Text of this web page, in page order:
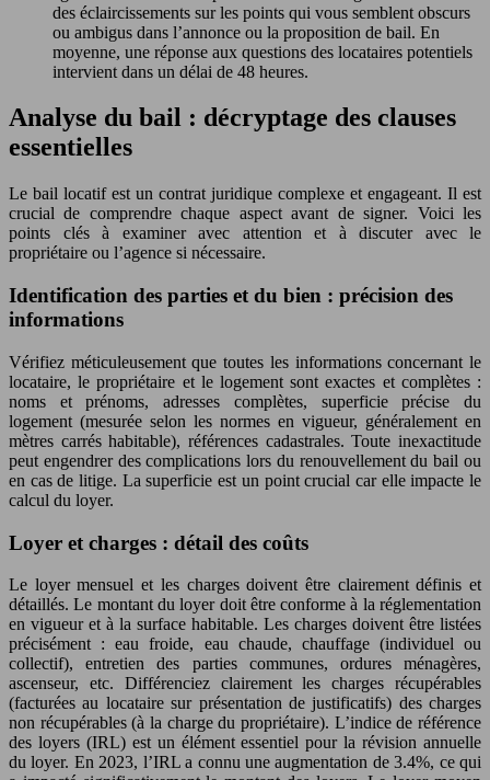
des éclaircissements sur les points qui vous semblent obscurs
ou ambigus dans l’annonce ou la proposition de bail. En
moyenne, une réponse aux questions des locataires potentiels
intervient dans un délai de 48 heures.
Analyse du bail : décryptage des clauses
essentielles
Le bail locatif est un contrat juridique complexe et engageant. Il est
crucial de comprendre chaque aspect avant de signer. Voici les
points clés à examiner avec attention et à discuter avec le
propriétaire ou l’agence si nécessaire.
Identification des parties et du bien : précision des
informations
Vérifiez méticuleusement que toutes les informations concernant le
locataire, le propriétaire et le logement sont exactes et complètes :
noms et prénoms, adresses complètes, superficie précise du
logement (mesurée selon les normes en vigueur, généralement en
mètres carrés habitable), références cadastrales. Toute inexactitude
peut engendrer des complications lors du renouvellement du bail ou
en cas de litige. La superficie est un point crucial car elle impacte le
calcul du loyer.
Loyer et charges : détail des coûts
Le loyer mensuel et les charges doivent être clairement définis et
détaillés. Le montant du loyer doit être conforme à la réglementation
en vigueur et à la surface habitable. Les charges doivent être listées
précisément : eau froide, eau chaude, chauffage (individuel ou
collectif), entretien des parties communes, ordures ménagères,
ascenseur, etc. Différenciez clairement les charges récupérables
(facturées au locataire sur présentation de justificatifs) des charges
non récupérables (à la charge du propriétaire). L’indice de référence
des loyers (IRL) est un élément essentiel pour la révision annuelle
du loyer. En 2023, l’IRL a connu une augmentation de 3.4%, ce qui